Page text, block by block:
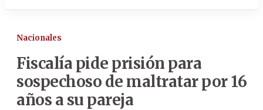
Nacionales
Fiscalía pide prisión para
sospechoso de maltratar por 16
años a su pareja